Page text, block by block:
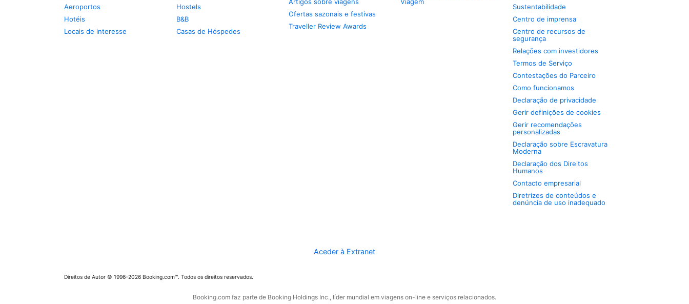
Aeroportos
Hotéis
Locais de interesse
Hostels
B&B
Casas de Hóspedes
Ofertas sazonais e festivas
Traveller Review Awards
Sustentabilidade
Centro de imprensa
Centro de recursos de
segurança
Relações com investidores
Termos de Serviço
Contestações do Parceiro
Como funcionamos
Declaração de privacidade
Gerir definições de cookies
Gerir recomendações
personalizadas
Declaração sobre Escravatura
Moderna
Declaração dos Direitos
Humanos
Contacto empresarial
Diretrizes de conteúdos e
denúncia de uso inadequado
Aceder à Extranet
Direitos de Autor © 1996–2026 Booking.com™. Todos os direitos reservados.
Booking.com faz parte de Booking Holdings Inc., líder mundial em viagens on-line e serviços relacionados.